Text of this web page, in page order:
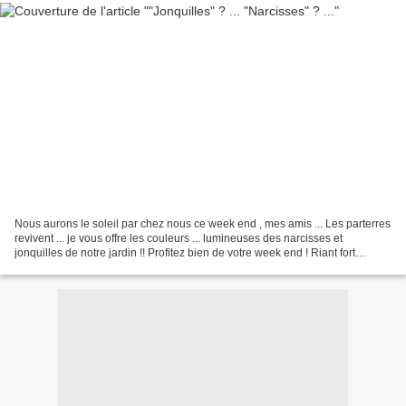
Nous aurons le soleil par chez nous ce week end , mes amis ... Les parterres
revivent ... je vous offre les couleurs ... lumineuses des narcisses et
jonquilles de notre jardin !! Profitez bien de votre week end ! Riant fort